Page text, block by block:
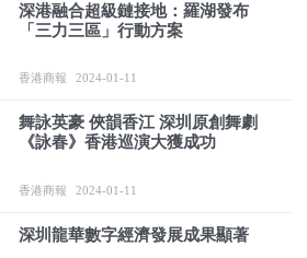
深港融合超級鏈接地：羅湖發布
「三力三區」行動方案
香港商報 2024-01-11
舞詠英豪 俠韻香江 深圳原創舞劇
《詠春》香港巡演大獲成功
香港商報 2024-01-11
深圳龍華數字經濟發展成果顯著